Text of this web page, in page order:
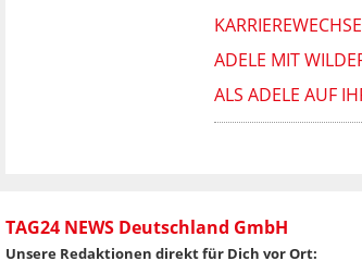
ADELE MIT
ALS ADELE AUF
TAG24 NEWS Deutschland GmbH
Unsere Redaktionen direkt für Dich vor Ort: